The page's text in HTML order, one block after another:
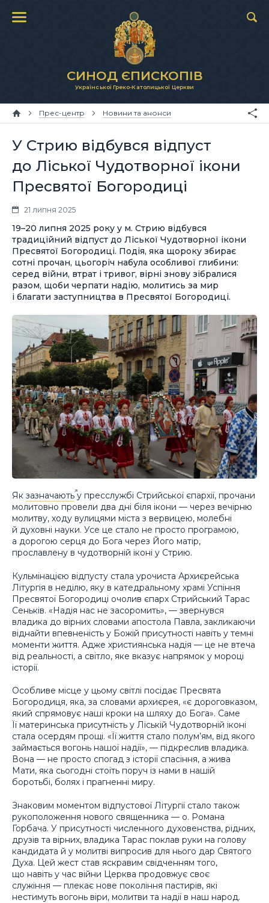
СИНОД ЄПИСКОПІВ
Української Греко-Католицької Церкви
Прес-центр Новини та анонси
У Стрию відбувся відпуст
до Ліської Чудотворної ікони
Пресвятої Богородиці
21 липня 2025
19–20 липня 2025 року у м. Стрию відбувся
традиційний відпуст до Ліської Чудотворної ікони
Пресвятої Богородиці. Подія, яка щороку збирає
сотні прочан, цьогоріч набула особливої глибини:
серед війни, втрат і тривог, вірні знову зібралися
разом, щоби черпати надію, молитись за мир
і благати заступництва в Пресвятої Богородиці.
Як зазначаютьу пресслужбі Стрийської єпархії, прочани
молитовно провели два дні біля ікони — через вечірню
молитву, ходу вулицями міста з вервицею, молебні
й духовні науки. Усе це стало не просто програмою,
а дорогою серця до Бога через Його матір,
прославлену в чудотворній іконі у Стрию.
Кульмінацією відпусту стала урочиста Архиєрейська
Літургія в неділю, яку в катедральному храмі Успіння
Пресвятої Богородиці очолив єпарх Стрийський Тарас
Сеньків. «Надія нас не засоромить», — звернувся
владика до вірних словами апостола Павла, закликаючи
віднайти впевненість у Божій присутності навіть у темні
моменти життя. Адже християнська надія — це не втеча
від реальності, а світло, яке вказує напрямок у мороці
історії.
Особливе місце у цьому світлі посідає Пресвята
Богородиця, яка, за словами архиєрея, «є дороговказом,
який спрямовує наші кроки на шляху до Бога». Саме
Її материнська присутність у Ліській Чудотворній іконі
стала осердям прощі. «Її життя стало полум’ям, від якого
займається вогонь нашої надії», — підкреслив владика.
Вона — не просто спогад з історії спасіння, а жива
Мати, яка сьогодні стоїть поруч із нами в нашій
боротьбі, болях і прагненні миру.
Знаковим моментом відпустової Літургії стало також
рукоположення нового священника — о. Романа
Горбача. У присутності численного духовенства, рідних,
друзів та вірних, владика Тарас поклав руки на голову
кандидата й у молитві випросив для нього дар Святого
Духа. Цей жест став яскравим свідченням того,
що навіть у час війни Церква продовжує своє
служіння — плекає нове покоління пастирів, які
нестимуть вогонь віри, молитви та надії в наш народ.